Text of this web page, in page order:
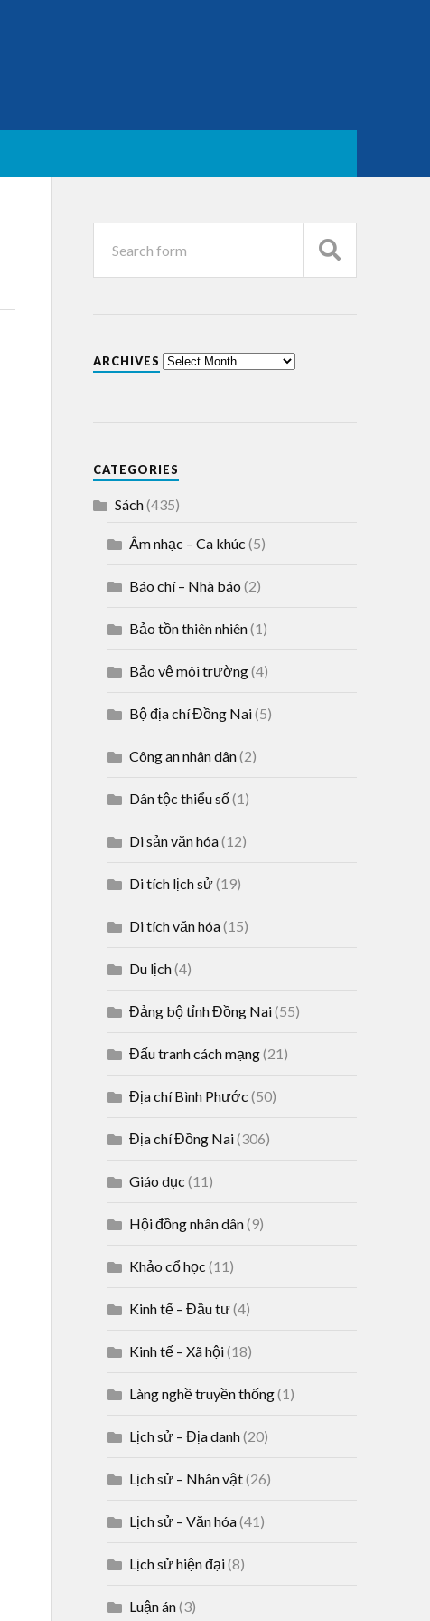
ARCHIVES
CATEGORIES
Sách(435)
Âm nhạc – Ca khúc (5)
Báo chí – Nhà báo (2)
Bảo tồn thiên nhiên(1)
Bảo vệ môi trường(4)
Bộ địa chí Đồng Nai(5)
Công an nhân dân(2)
Dân tộc thiểu số(1)
Di sản văn hóa(12)
Di tích lịch sử(19)
Di tích văn hóa(15)
Du lịch(4)
Đảng bộ tỉnh Đồng Nai(55)
Đấu tranh cách mạng(21)
Địa chí Bình Phước (50)
Địa chí Đồng Nai(306)
Giáo dục (11)
Hội đồng nhân dân(9)
Khảo cổ học (11)
Kinh tế – Đầu tư(4)
Kinh tế – Xã hội(18)
Làng nghề truyền thống(1)
Lịch sử – Địa danh(20)
Lịch sử – Nhân vật(26)
Lịch sử – Văn hóa(41)
Lịch sử hiện đại(8)
Luận án(3)